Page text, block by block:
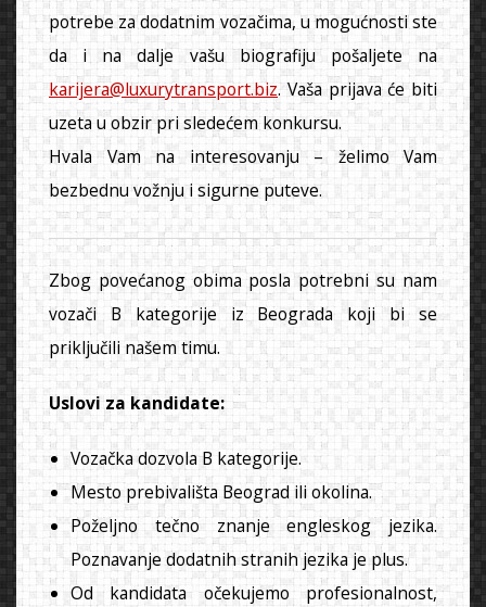
potrebe za dodatnim vozačima, u mogućnosti ste
da i na dalje vašu biografiju pošaljete na
karijera@luxurytransport.biz. Vaša prijava će biti
uzeta u obzir pri sledećem konkursu.
Hvala Vam na interesovanju – želimo Vam
bezbednu vožnju i sigurne puteve.
Zbog povećanog obima posla potrebni su nam
vozači B kategorije iz Beograda koji bi se
priključili našem timu.
Uslovi za kandidate:
Vozačka dozvola B kategorije.
Mesto prebivališta Beograd ili okolina.
Poželjno tečno znanje engleskog jezika.
Poznavanje dodatnih stranih jezika je plus.
Od kandidata očekujemo profesionalnost,